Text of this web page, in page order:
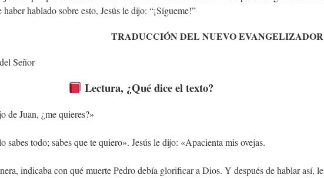
haber hablado sobre esto, Jesús le dijo: “¡Sígueme!”
TRADUCCIÓN DEL NUEVO EVANGELIZADOR
Señor
Lectura, ¿Qué dice el texto?
de Juan, ¿me quieres?»
sabes todo; sabes que te quiero». Jesús le dijo: «Apacienta mis ovejas.
indicaba con qué muerte Pedro debía glorificar a Dios. Y después de hablar así, le